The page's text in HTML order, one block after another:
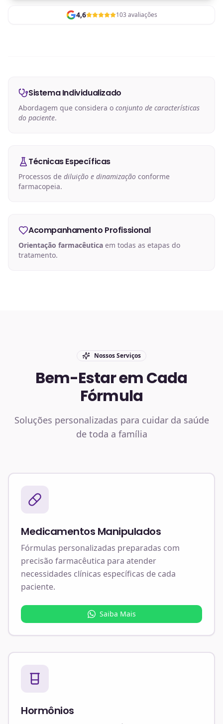
4,6 103 avaliações
Sistema Individualizado
Abordagem que considera o conjunto de características
do paciente.
Técnicas Específicas
Processos de diluição e dinamização conforme
farmacopeia.
Acompanhamento Profissional
Orientação farmacêutica em todas as etapas do
tratamento.
Nossos Serviços
Bem-Estar em Cada
Fórmula
Soluções personalizadas para cuidar da saúde
de toda a família
Medicamentos Manipulados
Fórmulas personalizadas preparadas com
precisão farmacêutica para atender
necessidades clínicas específicas de cada
paciente.
Saiba Mais
Hormônios